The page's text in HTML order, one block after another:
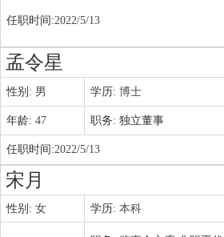
任职时间:2022/5/13
孟令星
性别: 男 学历: 博士
年龄: 47 职务: 独立董事
任职时间:2022/5/13
宋月
性别: 女 学历: 本科